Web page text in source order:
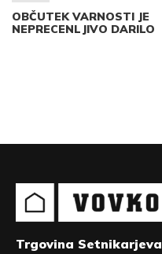
OBČUTEK VARNOSTI JE
NEPRECENLJIVO DARILO
Trgovina Setnikarjeva